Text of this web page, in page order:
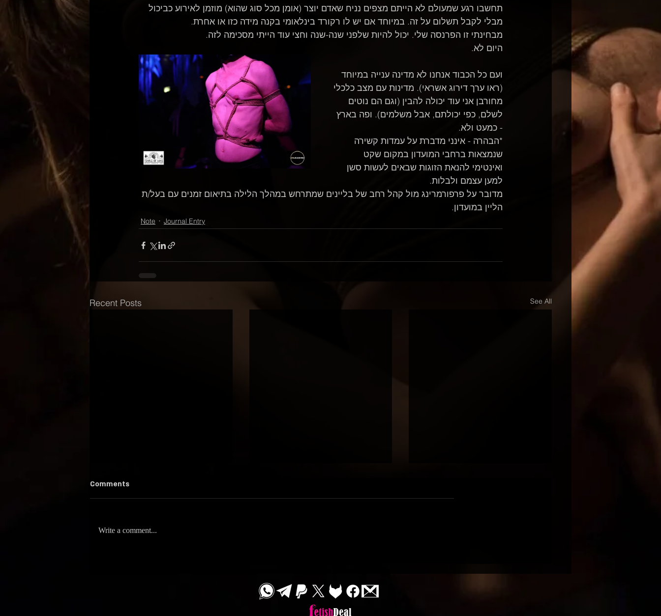
תחשבו רגע שמעולם לא הייתם מצפים נניח שאדם יוצר (אומן מכל סוג שהוא) מוזמן לאירוע כביכול
מבלי לקבל תשלום על זה. במיוחד אם יש לו רקורד בינלאומי בקנה מידה כזו או אחרת.
מבחינתי זו הפרנסה שלי. יכול להיות שלפני שנה-שנה וחצי עוד הייתי מסכימה לזה.
היום לא.
ועם כל הכבוד אנחנו לא מדינה ענייה במיוחד
(ראו ערך דירוג אשראי). מדינות עם מצב כלכלי
מחורבן אני עוד יכולה להבין (וגם הם נוטים
לשלם, כפי יכולתם, אבל משלמים). ופה בארץ
- כמעט ולא.
*הבהרה - אינני מדברת על עמדות קשירה
שנמצאות ברחבי המועדון במקום שקט
ואינטימי להנאת הזוגות שבאים לעשות סשן
למען עצמם ולבלות.
מדובר על פרפורמרינג מול קהל רחב של בליינים שמתרחש במהלך הלילה בתיאום זמנים עם בעל/ת
הליין במועדון.
Note Journal Entry
Recent Posts See All
סשן יומולדת / Star⭐️
Comments
Write a comment...